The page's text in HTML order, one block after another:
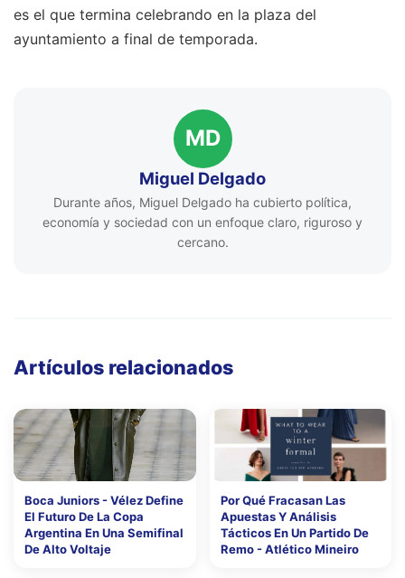
es el que termina celebrando en la plaza del
ayuntamiento a final de temporada.
MD
Miguel Delgado
Durante años, Miguel Delgado ha cubierto política,
economía y sociedad con un enfoque claro, riguroso y
cercano.
Artículos relacionados
Boca Juniors - Vélez Define
El Futuro De La Copa
Argentina En Una Semifinal
De Alto Voltaje
Por Qué Fracasan Las
Apuestas Y Análisis
Tácticos En Un Partido De
Remo - Atlético Mineiro